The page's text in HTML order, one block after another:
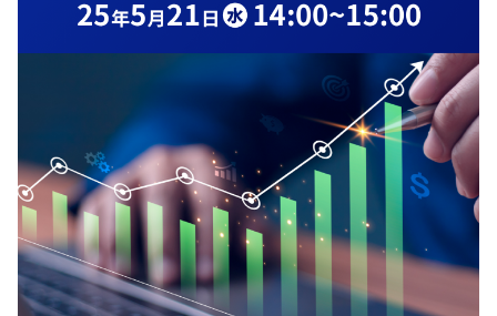
外部サービス連携
導入支援・運営代行TEMPOSTARに関するお問い合わせ
03-6705-5670
資料ダウンロード セミナー
メールでのお問い合わせ お知らせ